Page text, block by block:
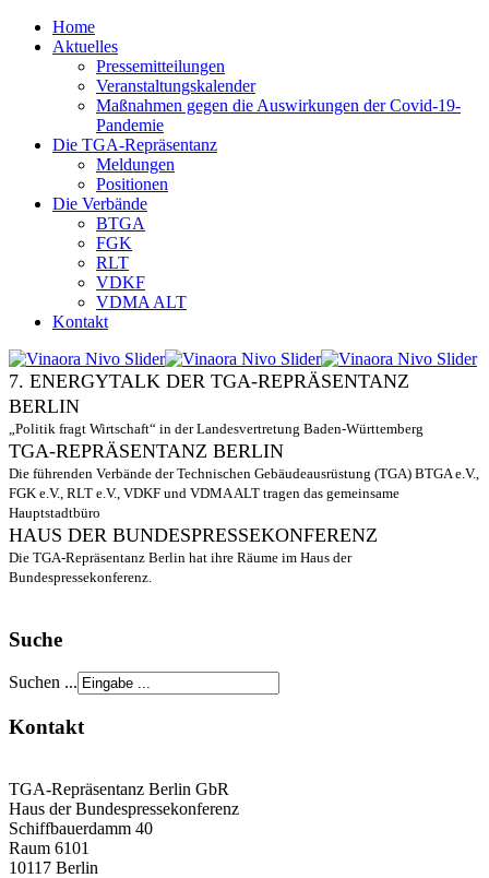
Home
Aktuelles
Pressemitteilungen
Veranstaltungskalender
Maßnahmen gegen die Auswirkungen der Covid-19-
Pandemie
Die TGA-Repräsentanz
Meldungen
Positionen
Die Verbände
BTGA
FGK
RLT
VDKF
VDMA ALT
Kontakt
7. ENERGYTALK DER TGA-REPRÄSENTANZ
BERLIN
„Politik fragt Wirtschaft“ in der Landesvertretung Baden-Württemberg
TGA-REPRÄSENTANZ BERLIN
Die führenden Verbände der Technischen Gebäudeausrüstung (TGA) BTGA e.V.,
FGK e.V., RLT e.V., VDKF und VDMA ALT tragen das gemeinsame
Hauptstadtbüro
HAUS DER BUNDESPRESSEKONFERENZ
Die TGA-Repräsentanz Berlin hat ihre Räume im Haus der
Bundespressekonferenz.
Suche
Suchen ...
Kontakt
TGA-Repräsentanz Berlin GbR
Haus der Bundespressekonferenz
Schiffbauerdamm 40
Raum 6101
10117 Berlin